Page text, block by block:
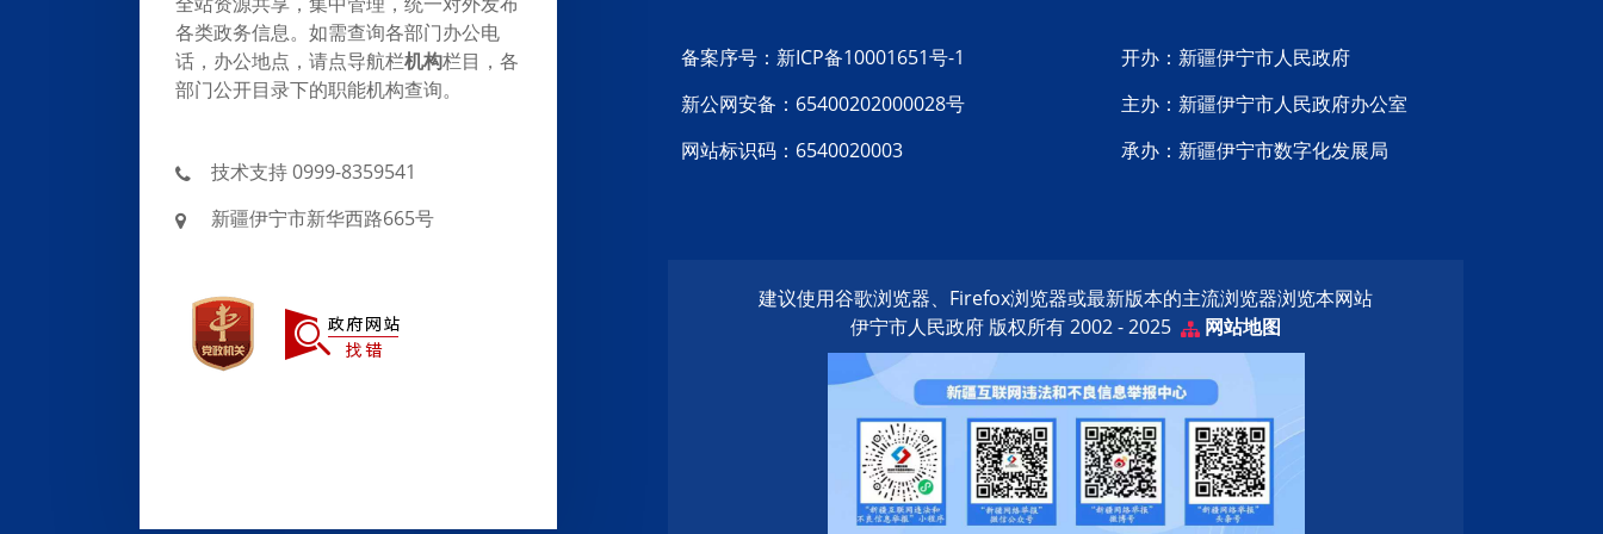
各类政务信息。如需查询各部门办公电
话，办公地点，请点导航栏机构栏目，各
部门公开目录下的职能机构查询。
技术支持 0999-8359541
新疆伊宁市新华西路665号
备案序号：新ICP备10001651号-1
新公网安备：65400202000028号
网站标识码：6540020003
开办：新疆伊宁市人民政府
主办：新疆伊宁市人民政府办公室
承办：新疆伊宁市数字化发展局
建议使用谷歌浏览器、Firefox浏览器或最新版本的主流浏览器浏览本网站
伊宁市人民政府 版权所有 2002 - 2025
网站地图